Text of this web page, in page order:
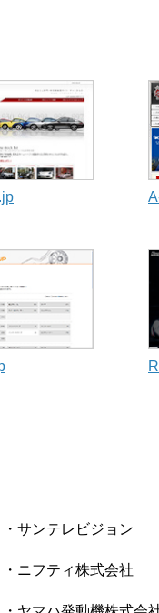
サンテレビジョン
ニフティ株式会社